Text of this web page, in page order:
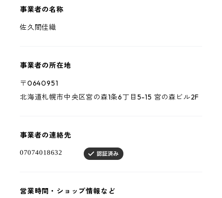
事業者の名称
佐久間佳織
事業者の所在地
〒0640951
北海道札幌市中央区宮の森1条6丁目5-15 宮の森ビル2F
事業者の連絡先
営業時間・ショップ情報など